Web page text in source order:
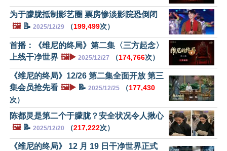
为于朦胧抵制影艺圈 票房惨淡影院恐倒闭
🖼️📝 2025/12/29 （199,499次）
首播：《维尼的终局》第二集〈三方起念〉
上线干净世界 🖼️▶️ 2025/12/27 （174,766次）
《维尼的终局》12/26 第二集全面开放 第三
集会员抢先看 🖼️▶️ 📝 2025/12/25 （177,430
次）
陈都灵是第二个于朦胧？安全状况令人揪心
🖼️📝 2025/12/20 （217,222次）
《维尼的终局》 12 月 19 日干净世界正式